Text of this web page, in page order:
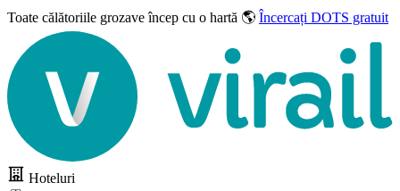
Toate călătoriile grozaveîncep cu o hartă 🌎 Încercați DOTS gratuit
Hoteluri